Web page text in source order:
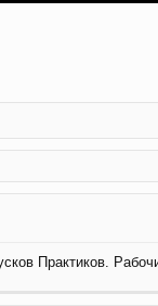
Практиков.